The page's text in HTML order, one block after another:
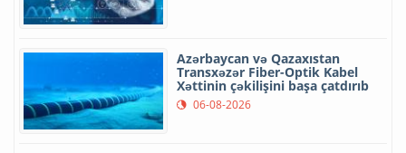
Azərbaycan və Qazaxıstan
Transxəzər Fiber-Optik Kabel
Xəttinin çəkilişini başa çatdırıb
06-08-2026